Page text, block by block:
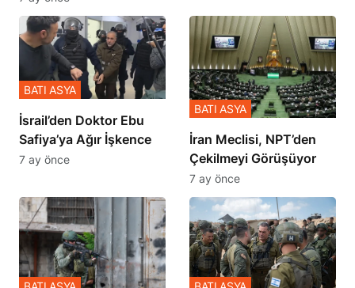
İsrail’den Doktor Ebu
Safiya’ya Ağır İşkence
BATI ASYA
7 ay önce
İran Meclisi, NPT’den
Çekilmeyi Görüşüyor
BATI ASYA
7 ay önce
BATI ASYA BATI ASYA